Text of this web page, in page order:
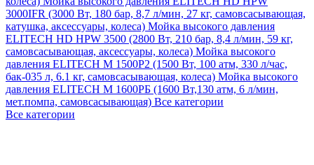
3000IFR (3000 Вт, 180 бар, 8,7 л/мин, 27 кг, самовсасывающая,
катушка, аксессуары, колеса) Мойка высокого давления
ELITECH HD HPW 3500 (2800 Вт, 210 бар, 8,4 л/мин, 59 кг,
самовсасывающая, аксессуары, колеса) Мойка высокого
давления ELITECH M 1500P2 (1500 Вт, 100 атм, 330 л/час,
бак-035 л, 6.1 кг, самовсасывающая, колеса) Мойка высокого
давления ELITECH М 1600РБ (1600 Вт,130 атм, 6 л/мин,
мет.помпа, самовсасывающая) Все категории
Все категории